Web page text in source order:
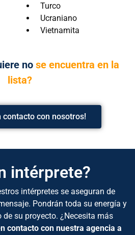
Turco
Ucraniano
Vietnamita
no se encuentra en la
lista?
contacto con nosotros!
intérprete?
intérpretes se aseguran de
Pondrán toda su energía y
su proyecto. ¿Necesita más
contacto con nuestra agencia a